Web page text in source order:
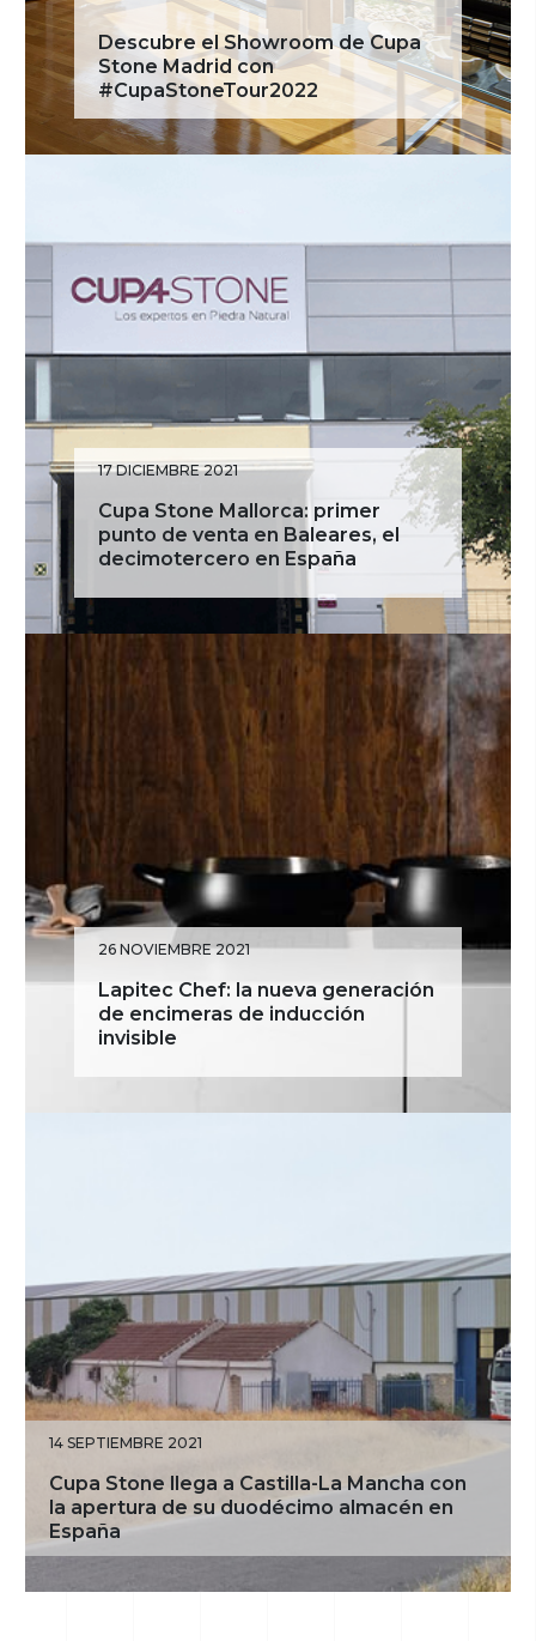
Descubre el Showroom de Cupa
Stone Madrid con
#CupaStoneTour2022
17 DICIEMBRE 2021
Cupa Stone Mallorca: primer
punto de venta en Baleares, el
decimotercero en España
26 NOVIEMBRE 2021
Lapitec Chef: la nueva generación
de encimeras de inducción
invisible
14 SEPTIEMBRE 2021
Cupa Stone llega a Castilla-La Mancha con
la apertura de su duodécimo almacén en
España